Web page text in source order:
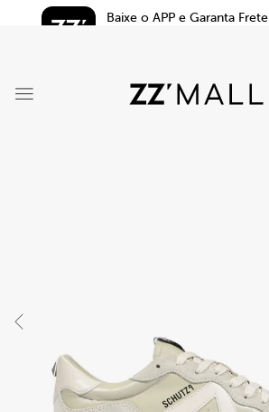
Baixe o APP e Garanta Frete